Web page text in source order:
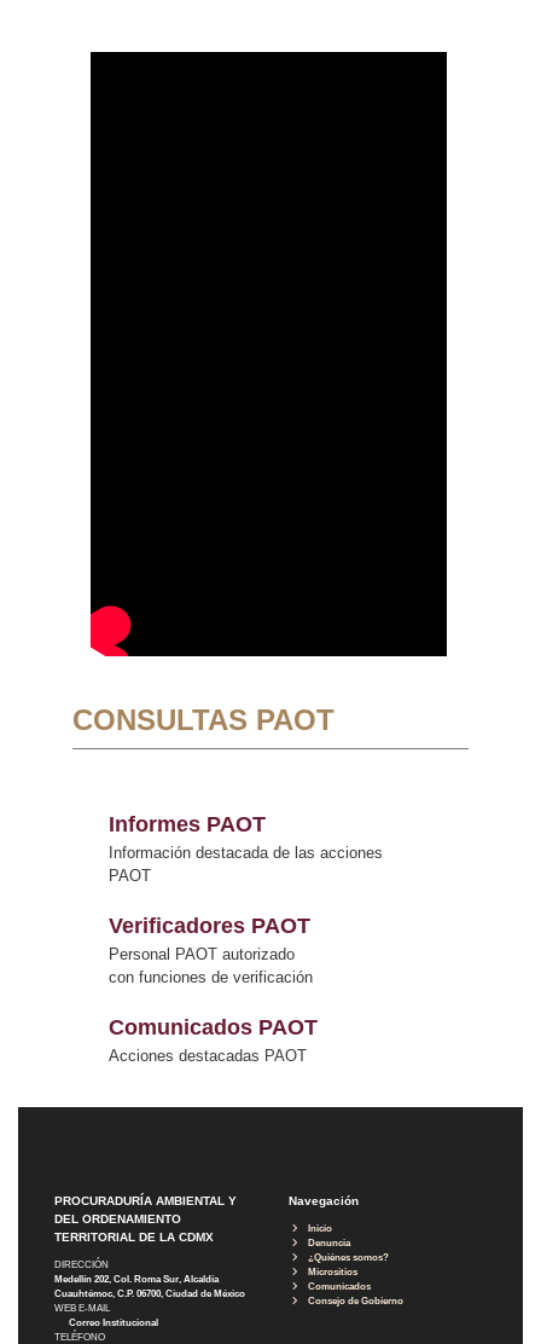
CONSULTAS PAOT
Informes PAOT
Información destacada de las acciones
PAOT
Verificadores PAOT
Personal PAOT autorizado
con funciones de verificación
Comunicados PAOT
Acciones destacadas PAOT
PROCURADURÍA AMBIENTAL Y
DEL ORDENAMIENTO
TERRITORIAL DE LA CDMX
DIRECCIÓN
Medellín 202, Col. Roma Sur, Alcaldía
Cuauhtémoc, C.P. 06700, Ciudad de México
WEB E-MAIL
Correo Institucional
TELÉFONO
Navegación
Inicio
Denuncia
¿Quiénes somos?
Micrositios
Comunicados
Consejo de Gobierno